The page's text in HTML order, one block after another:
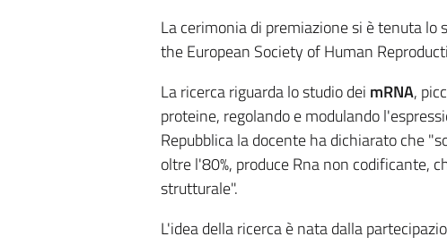
La cerimonia di premiazione si è tenuta
the European Society of Human
La ricerca riguarda lo studio dei mRNA,
proteine, regolando e modulando
Repubblica la docente ha dichiarato che
oltre l'80%, produce Rna non codificante,
strutturale".
L'idea della ricerca è nata dalla